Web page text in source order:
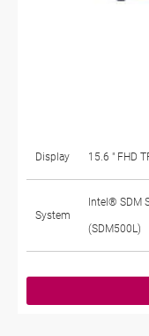
Display 15.6 " FHD
System
Intel® SDM
(SDM500L)